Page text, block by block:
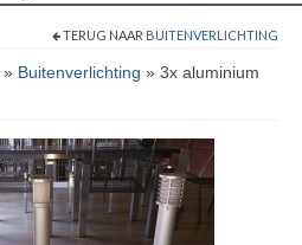
TERUG NAAR BUITENVERLICHTING
» Buitenverlichting » 3x aluminium